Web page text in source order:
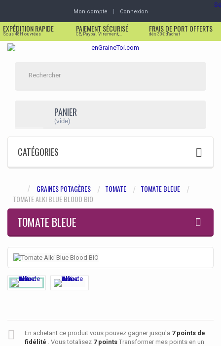
Mon compte Connexion
EXPÉDITION RAPIDE
Sous 48H ouvrées
PAIEMENT SÉCURISÉ
CB, Paypal, Virement,...
FRAIS DE PORT OFFERTS
dès 30€ d'achat
PANIER
(vide)
CATÉGORIES
GRAINES POTAGÈRES TOMATE
TOMATE BLEUE
TOMATE ALKI BLUE BLOOD BIO
TOMATE BLEUE
En achetant ce produit vous pouvez gagner jusqu'a 7points de
fidélité
. Vous totalisez 7points Transformer mes points en un